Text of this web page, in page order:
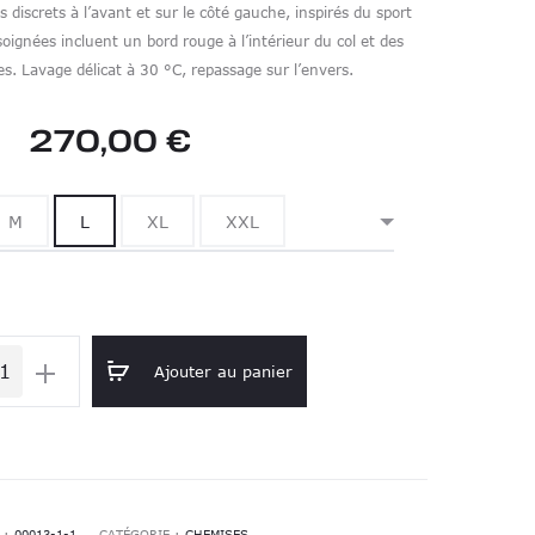
discrets à l’avant et sur le côté gauche, inspirés du sport
incluent un bord rouge à l’intérieur du col et des
Lavage délicat à 30 °C, repassage sur l’envers.
270,00 €
M L XL XXL
Ajouter au panier